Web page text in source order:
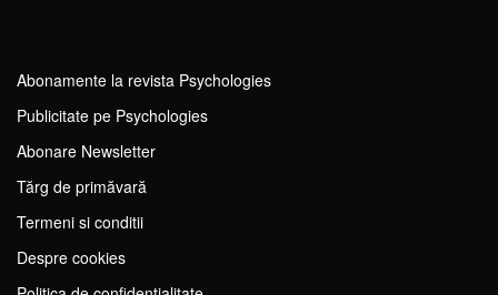
Abonamente la revista Psychologies
Publicitate pe Psychologies
Abonare Newsletter
Tărg de primăvară
Termeni si conditii
Despre cookies